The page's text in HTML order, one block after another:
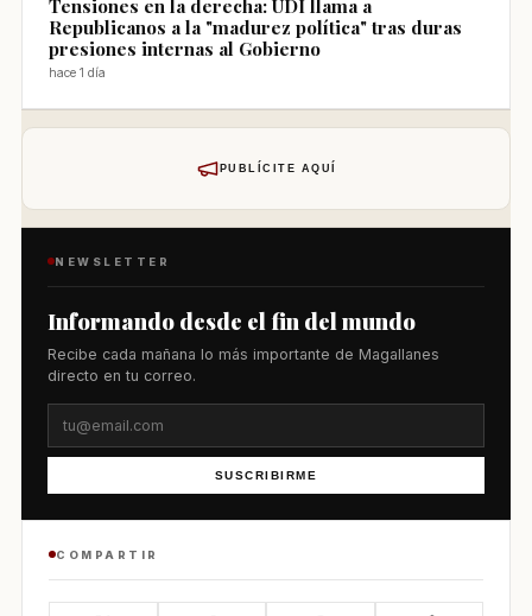
Tensiones en la derecha: UDI llama a
Republicanos a la "madurez política" tras duras
presiones internas al Gobierno
hace 1 día
PUBLÍCITE AQUÍ
NEWSLETTER
Informando desde el fin del mundo
Recibe cada mañana lo más importante de Magallanes
directo en tu correo.
SUSCRIBIRME
COMPARTIR